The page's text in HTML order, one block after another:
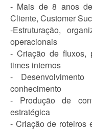
- Mais de 8 anos
Cliente, Customer
-Estruturação,
operacionais
- Criação de fluxos,
times internos
-
conhecimento
- Produção de
estratégica
- Criação de roteiros